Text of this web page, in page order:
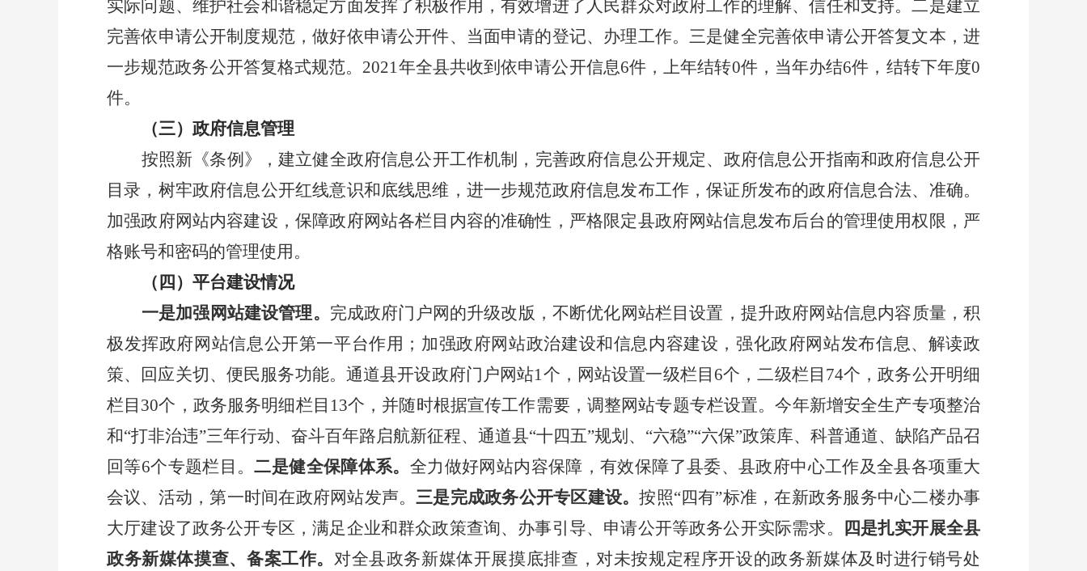
实际问题、维护社会和谐稳定方面发挥了积极作用，有效增进了人民群众对政府工作的理解、信任和支持。二是建立
完善依申请公开制度规范，做好依申请公开件、当面申请的登记、办理工作。三是健全完善依申请公开答复文本，进
一步规范政务公开答复格式规范。 2021年全县共收到依申请公开信息6件 ，上年结转0件，当年办结6件，结转下年度0
件。
（三）政府信息管理
按照新《条例》，建立健全政府信息公开工作机制，完善政府信息公开规定、政府信息公开指南和政府信息公开
目录，树牢政府信息公开红线意识和底线思维，进一步规范政府信息发布工作，保证所发布的政府信息合法、准确。
加强政府网站内容建设，保障政府网站各栏目内容的准确性，严格限定县政府网站信息发布后台的管理使用权限，严
格账号和密码的管理使用。
（四）平台建设情况
一是加强网站建设管理。 完成政府门户网的升级改版，不断优化网站栏目设置，提升政府网站信息内容质量，积
极发挥政府网站信息公开第一平台作用；加强政府网站政治建设和信息内容建设，强化政府网站发布信息、解读政
策、回应关切、便民服务功能。通道县开设政府门户网站1个，网站设置一级栏目 6个，二级栏目 74个，政务公开明细
栏目 30个，政务服务明细栏目 13个，并随时根据宣传工作需要，调整网站专题专栏设置。今年新增安全生产专项整治
和“打非治违”三年行动、奋斗百年路启航新征程、通道县“十四五”规划、“六稳”“六保”政策库、科普通道、缺陷产品召
回等6个专题栏目。二是健全保障体系。 全力做好网站内容保障，有效保障了县委、县政府中心工作及全县各项重大
会议、活动，第一时间在政府网站发声。三是完成政务公开专区建设。按照“四有”标准，在新政务服务中心二楼办事
大厅建设了政务公开专区，满足企业和群众政策查询、办事引导、申请公开等政务公开实际需求。
四是扎实开展全县
政务新媒体摸查、备案工作。 对全县政务新媒体开展摸底排查，对未按规定程序开设的政务新媒体及时进行销号处